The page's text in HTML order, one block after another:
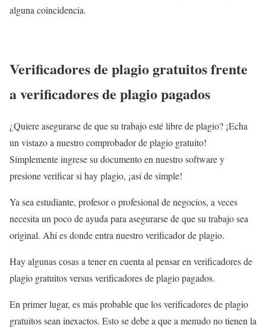
alguna coincidencia.
Verificadores de plagio gratuitos frente
a verificadores de plagio pagados
¿Quiere asegurarse de que su trabajo esté libre de plagio? ¡Echa
un vistazo a nuestro comprobador de plagio gratuito!
Simplemente ingrese su documento en nuestro software y
presione verificar si hay plagio, ¡así de simple!
Ya sea estudiante, profesor o profesional de negocios, a veces
necesita un poco de ayuda para asegurarse de que su trabajo sea
original. Ahí es donde entra nuestro verificador de plagio.
Hay algunas cosas a tener en cuenta al pensar en verificadores de
plagio gratuitos versus verificadores de plagio pagados.
En primer lugar, es más probable que los verificadores de plagio
gratuitos sean inexactos. Esto se debe a que a menudo no tienen la